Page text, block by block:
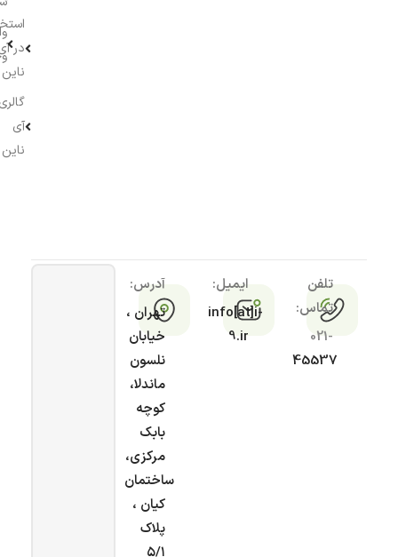
در
ناین
آی
ناین
تلفن
تماس:
021-
45537
ایمیل:
info[at]i-
9.ir
آدرس:
تهران ،
خیابان
نلسون
ماندلا،
کوچه
بابک
مرکزی،
ساختمان
کیان ،
پلاک